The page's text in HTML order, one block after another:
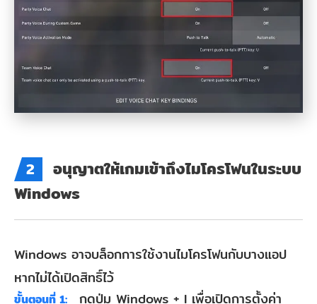
2
อนุญาตให้เกมเข้าถึงไมโครโฟนในระบบ
Windows
Windows อาจบล็อกการใช้งานไมโครโฟนกับบางแอป
หากไม่ได้เปิดสิทธิ์ไว้
ขั้นตอนที่ 1: กดปุ่ม Windows + I เพื่อเปิดการตั้งค่า